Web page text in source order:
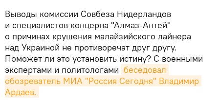
Выводы комиссии Совбеза Нидерландов
и специалистов концерна "Алмаз-Антей"
о причинах крушения малайзийского лайнера
над Украиной не противоречат друг другу.
Поможет ли это установить истину? С военными
экспертами и политологами беседовал
обозреватель МИА "Россия Сегодня" Владимир
Ардаев.